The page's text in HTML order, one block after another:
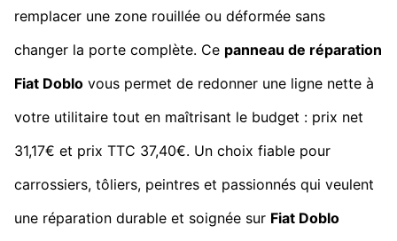
remplacer une zone rouillée ou déformée sans
changer la porte complète. Ce panneau de réparation
Fiat Doblo vous permet de redonner une ligne nette à
votre utilitaire tout en maîtrisant le budget : prix net
31,17€ et prix TTC 37,40€. Un choix fiable pour
carrossiers, tôliers, peintres et passionnés qui veulent
une réparation durable et soignée sur Fiat Doblo